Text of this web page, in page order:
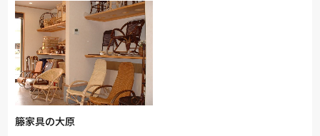
籐家具の大原